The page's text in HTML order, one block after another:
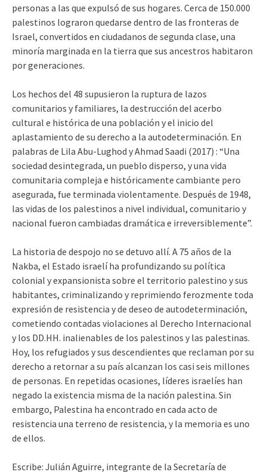
personas a las que expulsó de sus hogares. Cerca de 150.000
palestinos lograron quedarse dentro de las fronteras de
Israel, convertidos en ciudadanos de segunda clase, una
minoría marginada en la tierra que sus ancestros habitaron
por generaciones.
Los hechos del 48 supusieron la ruptura de lazos
comunitarios y familiares, la destrucción del acerbo
cultural e histórica de una población y el inicio del
aplastamiento de su derecho a la autodeterminación. En
palabras de Lila Abu-Lughod y Ahmad Saadi (2017) : “Una
sociedad desintegrada, un pueblo disperso, y una vida
comunitaria compleja e históricamente cambiante pero
asegurada, fue terminada violentamente. Después de 1948,
las vidas de los palestinos a nivel individual, comunitario y
nacional fueron cambiadas dramática e irreversiblemente”.
La historia de despojo no se detuvo allí. A 75 años de la
Nakba, el Estado israelí ha profundizando su política
colonial y expansionista sobre el territorio palestino y sus
habitantes, criminalizando y reprimiendo ferozmente toda
expresión de resistencia y de deseo de autodeterminación,
cometiendo contadas violaciones al Derecho Internacional
y los DD.HH. inalienables de los palestinos y las palestinas.
Hoy, los refugiados y sus descendientes que reclaman por su
derecho a retornar a su país alcanzan los casi seis millones
de personas. En repetidas ocasiones, líderes israelíes han
negado la existencia misma de la nación palestina. Sin
embargo, Palestina ha encontrado en cada acto de
resistencia una terreno de resistencia, y la memoria es uno
de ellos.
Escribe: Julián Aguirre, integrante de la Secretaría de